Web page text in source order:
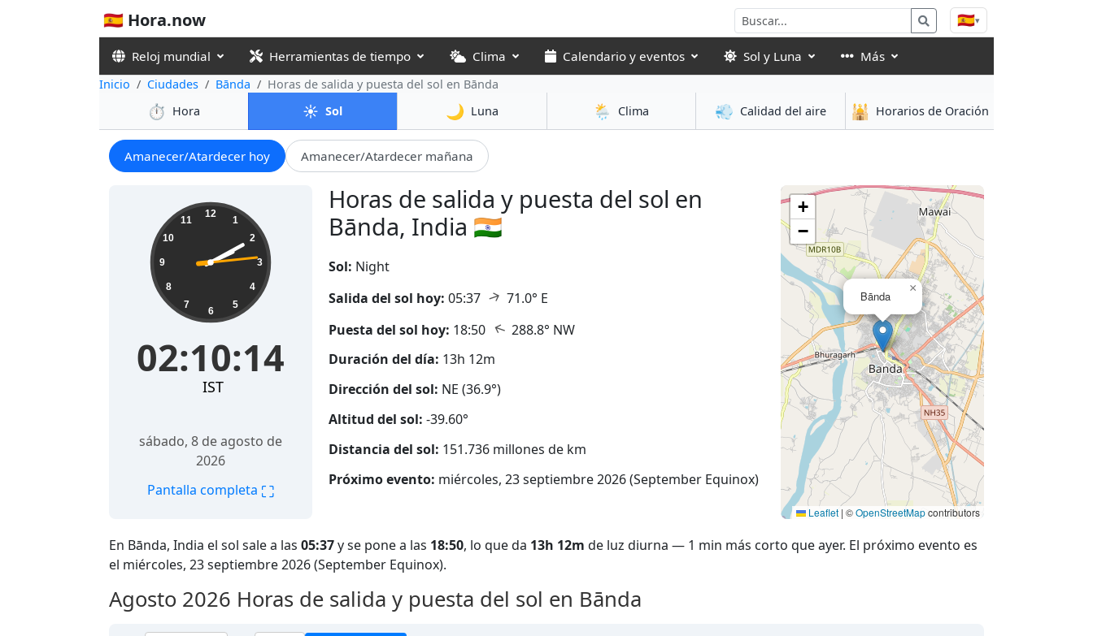
🇪🇸 Hora.now 🇪🇸▾
Reloj mundial Herramientas de tiempo Clima Calendario y eventos Sol y Luna Más
Inicio Ciudades Bānda Horas de salida y puesta del sol en Bānda
⏱️ Hora ☀️ Sol 🌙 Luna 🌦️ Clima 💨 Calidad del aire 🕌 Horarios de Oración
Amanecer/Atardecer hoy Amanecer/Atardecer mañana
Horas de salida y puesta del sol en
Bānda, India 🇮🇳
02:10:15 12
1
2
3
4
5
6
7
8
9
10
11
02:10:15
IST
sábado, 8 de agosto de
2026
Pantalla completa ⛶
Sol: Night
Salida del sol hoy: 05:37 ↑ 71.0° E
Puesta del sol hoy: 18:50 ↑ 288.8° NW
Duración del día: 13h 12m
Dirección del sol: NE (36.9°)
Altitud del sol: -39.60°
Distancia del sol: 151.736 millones de km
Próximo evento: miércoles, 23 septiembre 2026 (September Equinox)
Bānda
×
+
−
Leaflet | ©OpenStreetMapcontributors
En Bānda, India el sol sale a las 05:37y se pone a las 18:50, lo que da 13h 12m de luz diurna — 1 min más corto que ayer. El próximo evento es
el miércoles, 23 septiembre 2026 (September Equinox).
Agosto 2026 Horas de salida y puesta del sol en Bānda